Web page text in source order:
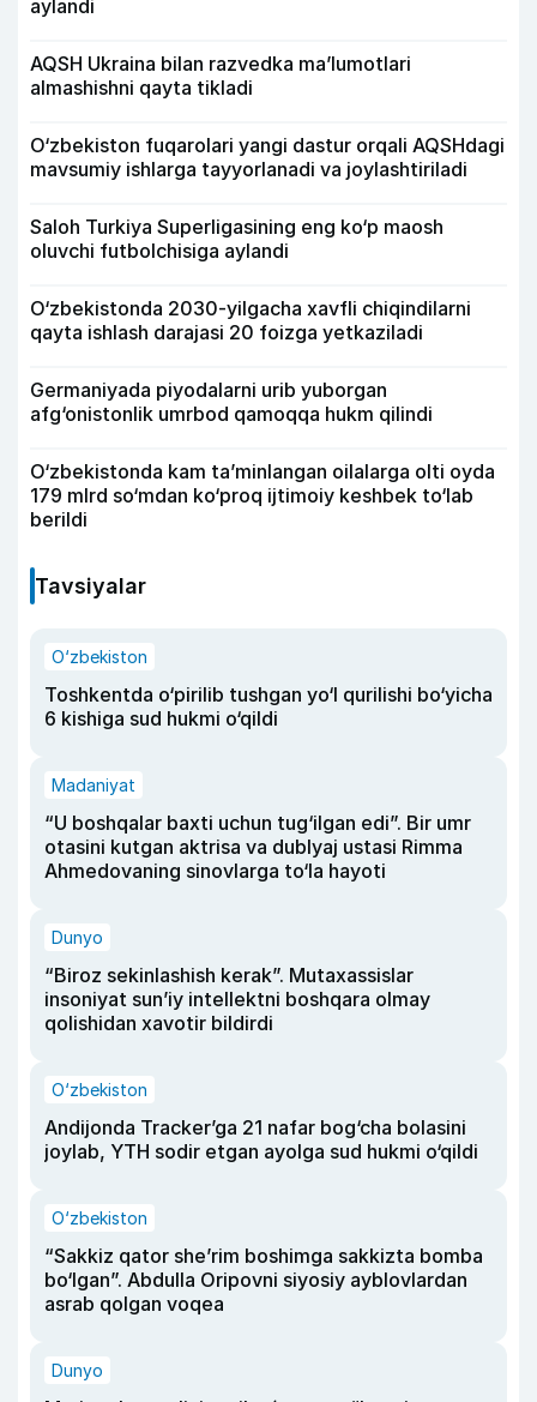
aylandi
AQSH Ukraina bilan razvedka ma’lumotlari
almashishni qayta tikladi
O‘zbekiston fuqarolari yangi dastur orqali AQSHdagi
mavsumiy ishlarga tayyorlanadi va joylashtiriladi
Saloh Turkiya Superligasining eng ko‘p maosh
oluvchi futbolchisiga aylandi
O‘zbekistonda 2030-yilgacha xavfli chiqindilarni
qayta ishlash darajasi 20 foizga yetkaziladi
Germaniyada piyodalarni urib yuborgan
afg‘onistonlik umrbod qamoqqa hukm qilindi
O‘zbekistonda kam ta’minlangan oilalarga olti oyda
179 mlrd so‘mdan ko‘proq ijtimoiy keshbek to‘lab
berildi
Tavsiyalar
O‘zbekiston
Toshkentda o‘pirilib tushgan yo‘l qurilishi bo‘yicha
6 kishiga sud hukmi o‘qildi
Madaniyat
“U boshqalar baxti uchun tug‘ilgan edi”. Bir umr
otasini kutgan aktrisa va dublyaj ustasi Rimma
Ahmedovaning sinovlarga to‘la hayoti
Dunyo
“Biroz sekinlashish kerak”. Mutaxassislar
insoniyat sun’iy intellektni boshqara olmay
qolishidan xavotir bildirdi
O‘zbekiston
Andijonda Tracker’ga 21 nafar bog‘cha bolasini
joylab, YTH sodir etgan ayolga sud hukmi o‘qildi
O‘zbekiston
“Sakkiz qator she’rim boshimga sakkizta bomba
bo‘lgan”. Abdulla Oripovni siyosiy ayblovlardan
asrab qolgan voqea
Dunyo